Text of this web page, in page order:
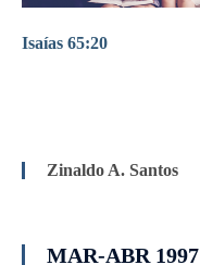
Isaías 65:20
Zinaldo A. Santos
MAR-ABR 1997